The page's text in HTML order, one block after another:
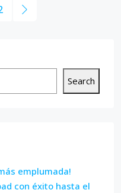
Search
emplumada!
con éxito hasta el